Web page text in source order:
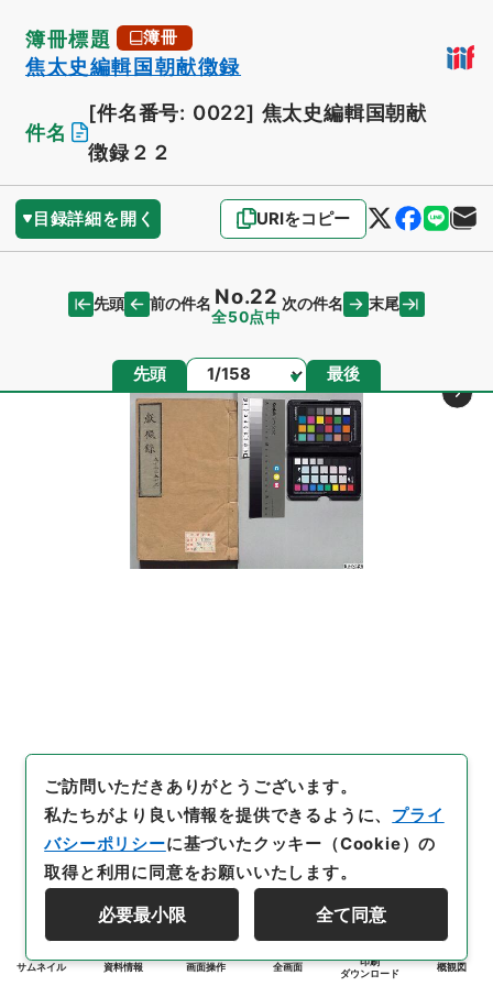
簿冊標題 簿冊
焦太史編輯国朝献徴録
件名
[件名番号: 0022] 焦太史編輯国朝献
徴録２２
目録詳細を開く URIをコピー
先頭 前の件名 No.22
全50点中
次の件名 末尾
先頭 ページ 最後
サムネイル 資料情報 画面操作 全画面
印刷
ダウンロード
概観図
ご訪問いただきありがとうございます。
私たちがより良い情報を提供できるように、 プライ
バシーポリシーに基づいたクッキー（Cookie）の
取得と利用に同意をお願いいたします。
必要最小限 全て同意